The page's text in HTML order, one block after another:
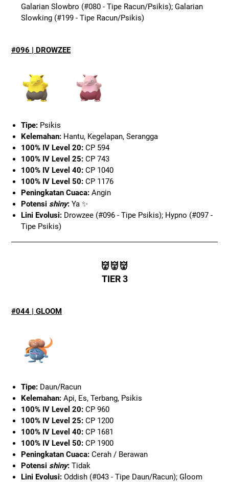
Galarian Slowbro (#080 - Tipe Racun/Psikis); Galarian
Slowking (#199 - Tipe Racun/Psikis)
#096 | DROWZEE
Tipe:Psikis
Kelemahan:Hantu, Kegelapan, Serangga
100% IV Level 20:CP 594
100% IV Level 25:CP 743
100% IV Level 40:CP 1040
100% IV Level 50:CP 1176
Peningkatan Cuaca:Angin
Potensi shiny:Ya ✨
Lini Evolusi:Drowzee (#096 - Tipe Psikis); Hypno (#097 -
Tipe Psikis)
👹👹👹
TIER 3
#044 | GLOOM
Tipe:Daun/Racun
Kelemahan:Api, Es, Terbang, Psikis
100% IV Level 20:CP 960
100% IV Level 25:CP 1200
100% IV Level 40:CP 1681
100% IV Level 50:CP 1900
Peningkatan Cuaca:Cerah / Berawan
Potensi shiny:Tidak
Lini Evolusi:Oddish (#043 - Tipe Daun/Racun); Gloom